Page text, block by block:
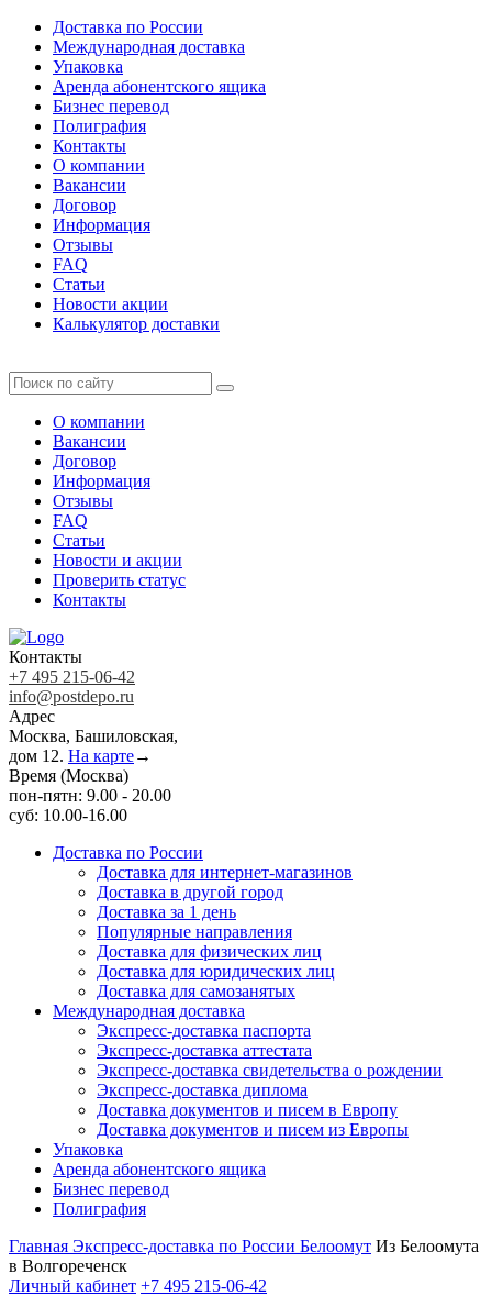
Доставка по России
Международная доставка
Упаковка
Аренда абонентского ящика
Бизнес перевод
Полиграфия
Контакты
О компании
Вакансии
Договор
Информация
Отзывы
FAQ
Статьи
Новости акции
Калькулятор доставки
О компании
Вакансии
Договор
Информация
Отзывы
FAQ
Статьи
Новости и акции
Проверить статус
Контакты
Контакты
+7 495 215-06-42
info@postdepo.ru
Адрес
Москва, Башиловская,
дом 12. На карте→
Время (Москва)
пон-пятн: 9.00 - 20.00
суб: 10.00-16.00
Доставка по России
Доставка для интернет-магазинов
Доставка в другой город
Доставка за 1 день
Популярные направления
Доставка для физических лиц
Доставка для юридических лиц
Доставка для самозанятых
Международная доставка
Экспресс-доставка паспорта
Экспресс-доставка аттестата
Экспресс-доставка свидетельства о рождении
Экспресс-доставка диплома
Доставка документов и писем в Европу
Доставка документов и писем из Европы
Упаковка
Аренда абонентского ящика
Бизнес перевод
Полиграфия
Главная Экспресс-доставка по России Белоомут Из Белоомута
в Волгореченск
Личный кабинет +7 495 215-06-42